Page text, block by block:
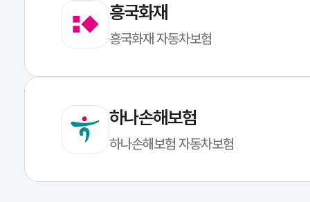
흥국화재
흥국화재 자동차보험
하나손해보험
하나손해보험 자동차보험